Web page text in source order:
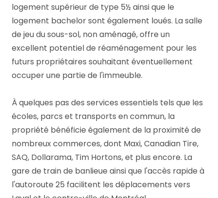
logement supérieur de type 5½ ainsi que le
logement bachelor sont également loués. La salle
de jeu du sous-sol, non aménagé, offre un
excellent potentiel de réaménagement pour les
futurs propriétaires souhaitant éventuellement
occuper une partie de l'immeuble.
À quelques pas des services essentiels tels que les
écoles, parcs et transports en commun, la
propriété bénéficie également de la proximité de
nombreux commerces, dont Maxi, Canadian Tire,
SAQ, Dollarama, Tim Hortons, et plus encore. La
gare de train de banlieue ainsi que l'accès rapide à
l'autoroute 25 facilitent les déplacements vers